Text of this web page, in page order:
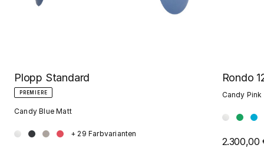
Plopp Standard
PREMIERE
Candy Blue Matt
+ 29 Farbvarianten
Rondo
Candy Pink
2.300,00